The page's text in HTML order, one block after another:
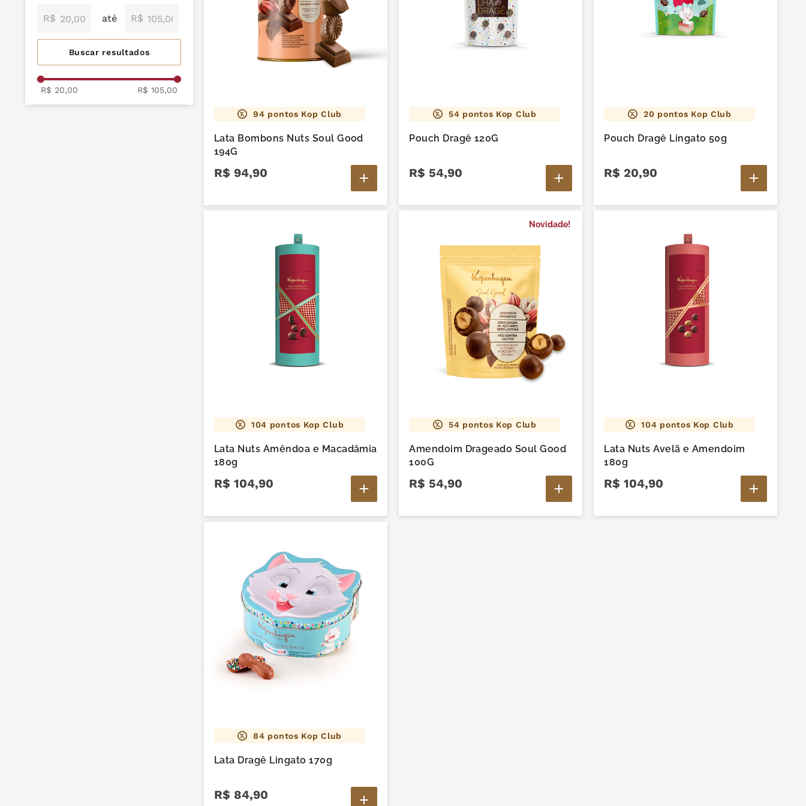
Lactose
R$ R$
R$ 20,00 R$ 105,00
94 pontos Kop Club
Lata Bombons Nuts Soul Good
194G
R$ 94,90
54 pontos Kop Club
Pouch Dragê 120G
R$ 54,90
20 pontos Kop Club
Pouch Dragê Lingato 50g
R$ 20,90
104 pontos Kop Club
Lata Nuts Amêndoa e Macadâmia
180g
R$ 104,90
Novidade!
54 pontos Kop Club
Amendoim Drageado Soul Good
100G
R$ 54,90
104 pontos Kop Club
Lata Nuts Avelã e Amendoim
180g
R$ 104,90
84 pontos Kop Club
Lata Dragê Lingato 170g
R$ 84,90
cereja